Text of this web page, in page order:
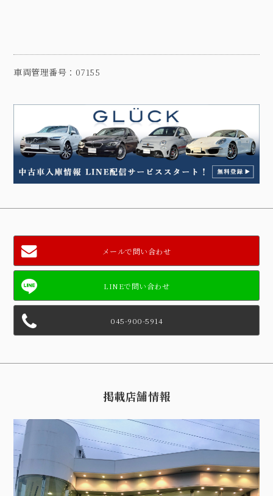
車両管理番号：07155
メールで問い合わせ
045-900-5914
掲載店舗情報